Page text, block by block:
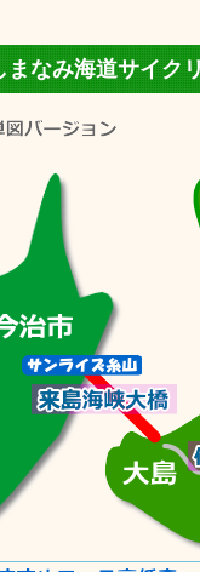
まなみ海道サイク